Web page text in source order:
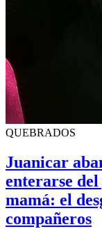
QUEBRADOS
Juanicar
enterarse
mamá: el
compañeros